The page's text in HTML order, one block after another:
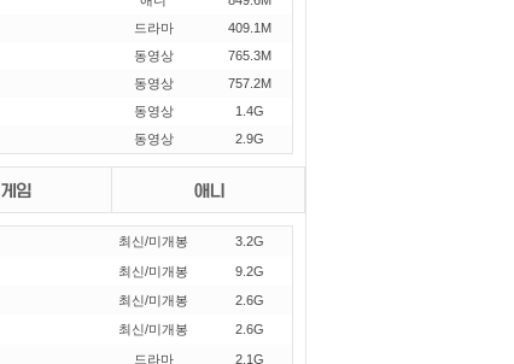
하나코리아
드라마 409.1M
동영상 765.3M
동영상 757.2M
동영상 1.4G
동영상 2.9G
최신/미개봉 3.2G
최신/미개봉 9.2G
최신/미개봉 2.6G
최신/미개봉 2.6G
드라마 2.1G